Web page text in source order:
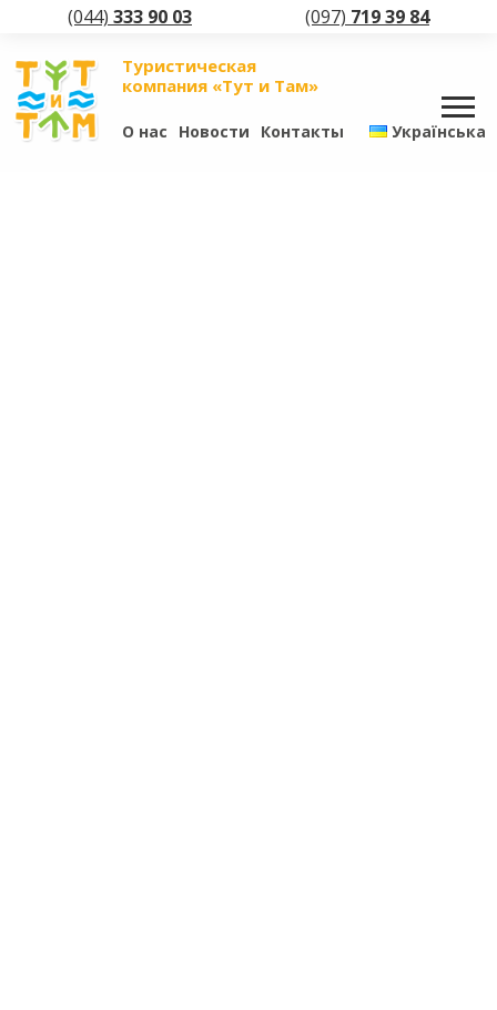
(044) 333 90 03 (097) 719 39 84
Туристическая
компания «Тут и Там»
О нас Новости Контакты Українська